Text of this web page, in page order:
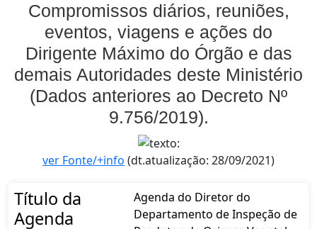
Compromissos diários, reuniões,
eventos, viagens e ações do
Dirigente Máximo do Órgão e das
demais Autoridades deste Ministério
(Dados anteriores ao Decreto Nº
9.756/2019).
ver Fonte/+info (dt.atualização: 28/09/2021)
Título da
Agenda
Agenda do Diretor do
Departamento de Inspeção de